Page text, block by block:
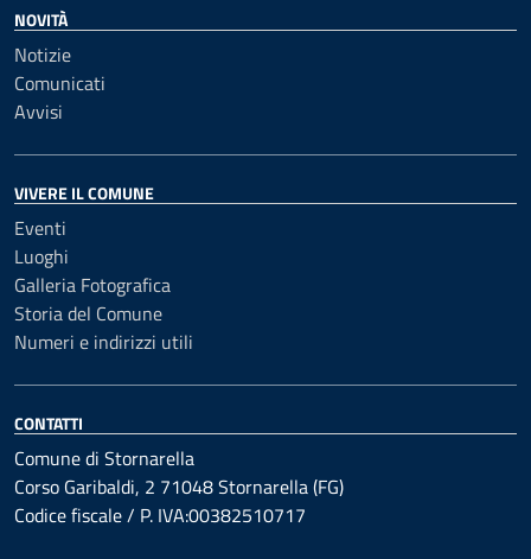
NOVITÀ
Notizie
Comunicati
Avvisi
VIVERE IL COMUNE
Eventi
Luoghi
Galleria Fotografica
Storia del Comune
Numeri e indirizzi utili
CONTATTI
Comune di Stornarella
Corso Garibaldi, 2 71048 Stornarella (FG)
Codice fiscale / P. IVA:00382510717